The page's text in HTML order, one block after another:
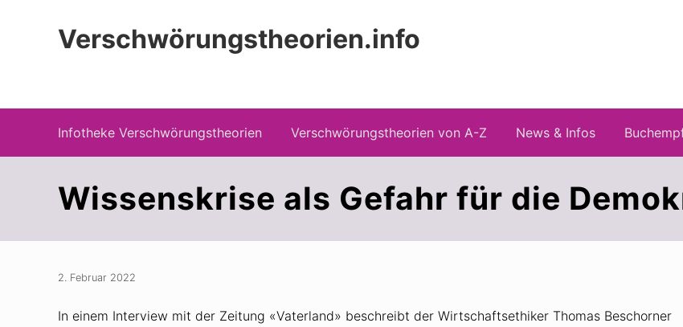
Hauptnavigation
SeitenspalteVerschwörungstheorien.info
Infotheke Verschwörungstheorien Verschwörungstheorien von A-Z News & Infos
Wissenskrise als Gefahr für die
2. Februar 2022
In einem Interview mit der Zeitung «Vaterland» beschreibt der Wirtschaftsethiker Thomas Beschorner